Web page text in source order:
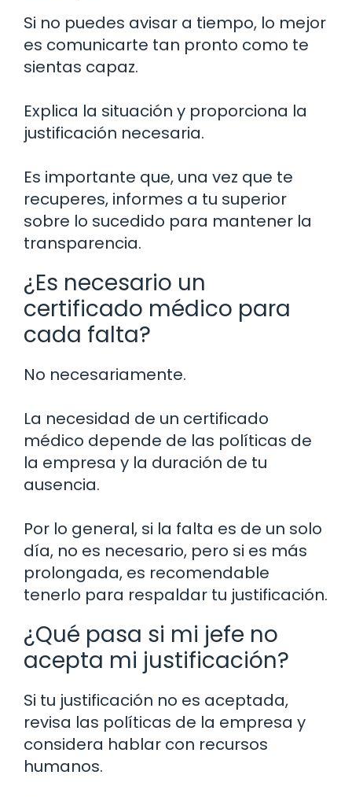
Si no puedes avisar a tiempo, lo mejor
es comunicarte tan pronto como te
sientas capaz.
Explica la situación y proporciona la
justificación necesaria.
Es importante que, una vez que te
recuperes, informes a tu superior
sobre lo sucedido para mantener la
transparencia.
¿Es necesario un
certificado médico para
cada falta?
No necesariamente.
La necesidad de un certificado
médico depende de las políticas de
la empresa y la duración de tu
ausencia.
Por lo general, si la falta es de un solo
día, no es necesario, pero si es más
prolongada, es recomendable
tenerlo para respaldar tu justificación.
¿Qué pasa si mi jefe no
acepta mi justificación?
Si tu justificación no es aceptada,
revisa las políticas de la empresa y
considera hablar con recursos
humanos.